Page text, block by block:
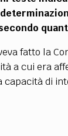
fatto la
a cui era
di